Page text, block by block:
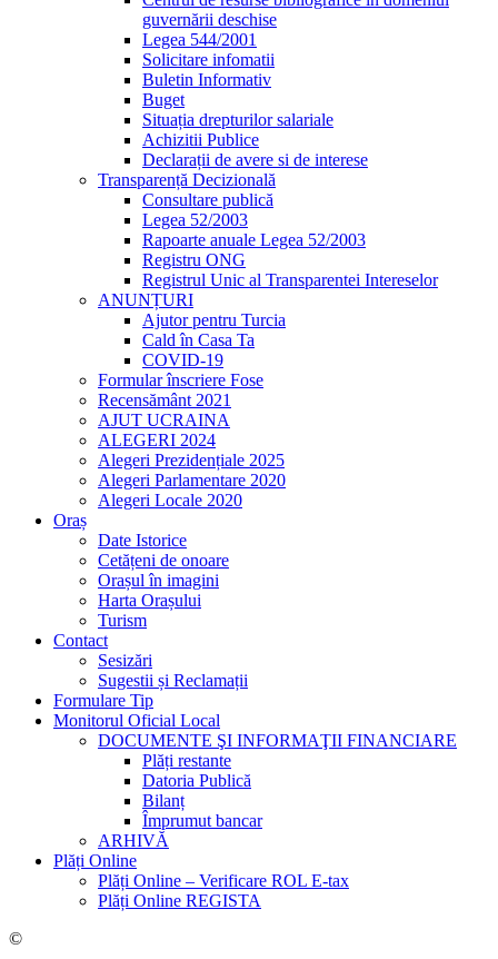
guvernării deschise
Legea 544/2001
Solicitare infomatii
Buletin Informativ
Buget
Situația drepturilor salariale
Achizitii Publice
Declarații de avere si de interese
Transparență Decizională
Consultare publică
Legea 52/2003
Rapoarte anuale Legea 52/2003
Registru ONG
Registrul Unic al Transparentei Intereselor
ANUNȚURI
Ajutor pentru Turcia
Cald în Casa Ta
COVID-19
Formular înscriere Fose
Recensământ 2021
AJUT UCRAINA
ALEGERI 2024
Alegeri Prezidențiale 2025
Alegeri Parlamentare 2020
Alegeri Locale 2020
Oraș
Date Istorice
Cetățeni de onoare
Orașul în imagini
Harta Orașului
Turism
Contact
Sesizări
Sugestii și Reclamații
Formulare Tip
Monitorul Oficial Local
DOCUMENTE ŞI INFORMAŢII FINANCIARE
Plăți restante
Datoria Publică
Bilanț
Împrumut bancar
ARHIVĂ
Plăți Online
Plăți Online – Verificare ROL E-tax
Plăți Online REGISTA
©